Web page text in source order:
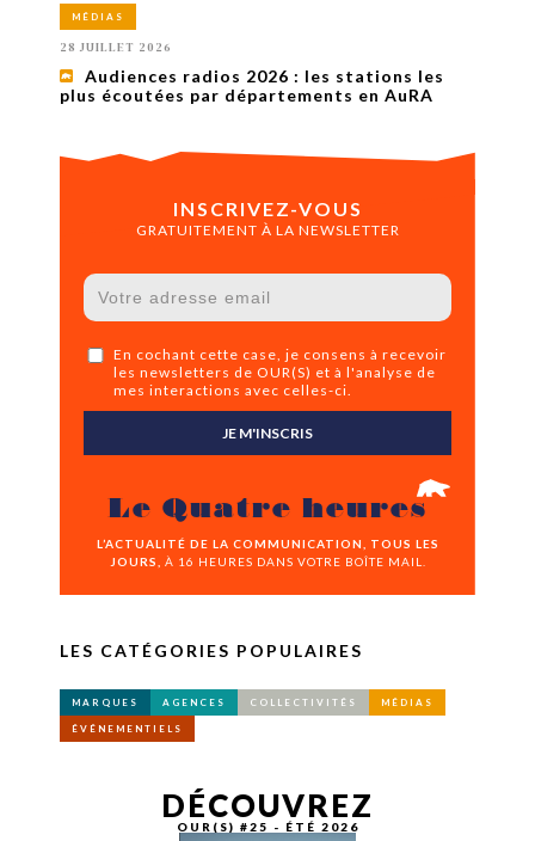
MÉDIAS
28 JUILLET 2026
Audiences radios 2026 : les stations les
plus écoutées par départements en AuRA
INSCRIVEZ-VOUS
GRATUITEMENT À LA NEWSLETTER
En cochant cette case, je consens à recevoir
les newsletters de OUR(S) et à l'analyse de
mes interactions avec celles-ci.
JE M'INSCRIS
Le Quatre heures
L’ACTUALITÉ DE LA COMMUNICATION, TOUS LES
JOURS,
À 16 HEURES DANS VOTRE BOÎTE MAIL.
LES CATÉGORIES POPULAIRES
MARQUES AGENCES COLLECTIVITÉS MÉDIAS
ÉVÉNEMENTIELS
DÉCOUVREZ
OUR(S) #25 - ÉTÉ 2026